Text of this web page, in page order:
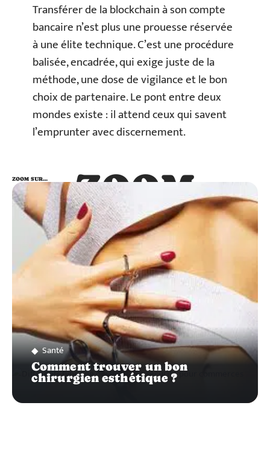
Transférer de la blockchain à son compte
bancaire n’est plus une prouesse réservée
à une élite technique. C’est une procédure
balisée, encadrée, qui exige juste de la
méthode, une dose de vigilance et le bon
choix de partenaire. Le pont entre deux
mondes existe : il attend ceux qui savent
l’emprunter avec discernement.
ZOOM
SUR…
ZOOM SUR…
Santé
Comment trouver un bon
chirurgien esthétique ?